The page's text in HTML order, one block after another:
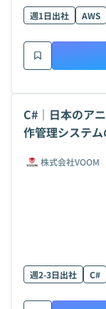
週1日出社 AWS
C#｜日本のア
作管理システ
株式会社VOOM
週2-3日出社 C#